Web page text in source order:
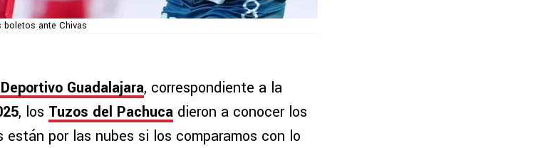
ante Chivas
Guadalajara, correspondiente a la
, los Tuzos del Pachuca dieron a conocer los
por las nubes si los comparamos con lo